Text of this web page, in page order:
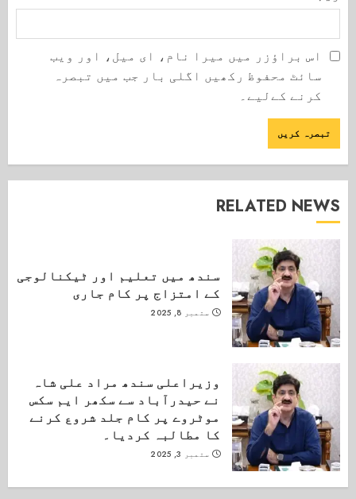
اس براؤزر میں میرا نام، ای میل، اور ویب
سائٹ محفوظ رکھیں اگلی بار جب میں تبصرہ
کرنے کےلیے۔
RELATED NEWS
سندھ میں تعلیم اور ٹیکنالوجی
کے امتزاج پر کام جاری
ستمبر 8, 2025
وزیراعلی سندھ مراد علی شاہ
نے حیدرآباد سے سکھر ایم سکس
موٹروے پر کام جلد شروع کرنے
کا مطالبہ کردیا۔
ستمبر 3, 2025